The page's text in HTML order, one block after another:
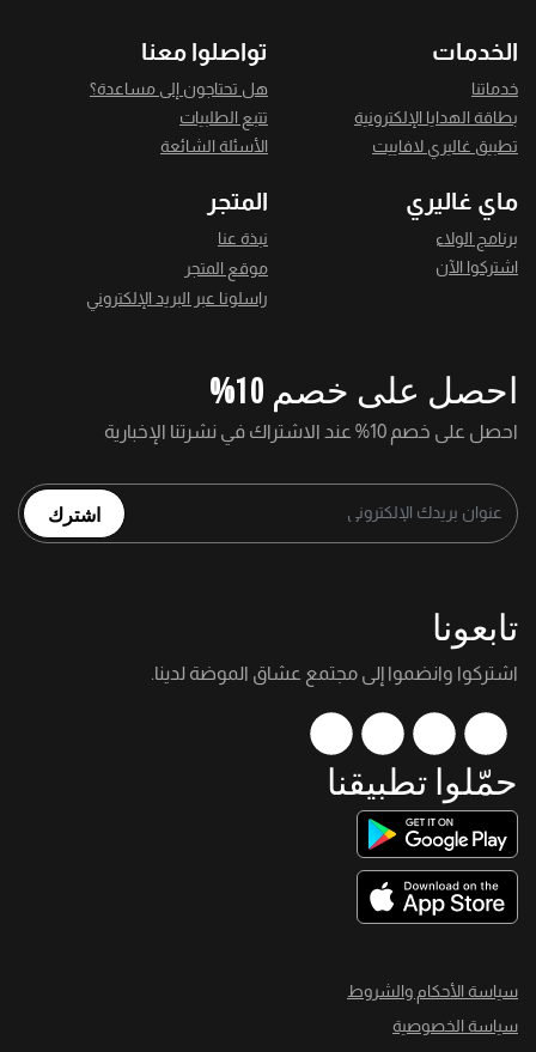
الخدمات
خدماتنا
بطاقة الهدايا الإلكترونية
تطبيق غاليري لافاييت
تواصلوا معنا
هل تحتاجون إلى مساعدة؟
تتبع الطلبيات
الأسئلة الشائعة
ماي غاليري
برنامج الولاء
اشتركوا الآن
المتجر
نبذة عنا
موقع المتجر
راسلونا عبر البريد الإلكتروني
احصل على خصم 10%
احصل على خصم 10% عند الاشتراك في نشرتنا الإخبارية
اشترك
تابعونا
اشتركوا وانضموا إلى مجتمع عشاق الموضة لدينا.
حمّلوا تطبيقنا
سياسة الأحكام والشروط
سياسة الخصوصية